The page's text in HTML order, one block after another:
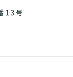
13号